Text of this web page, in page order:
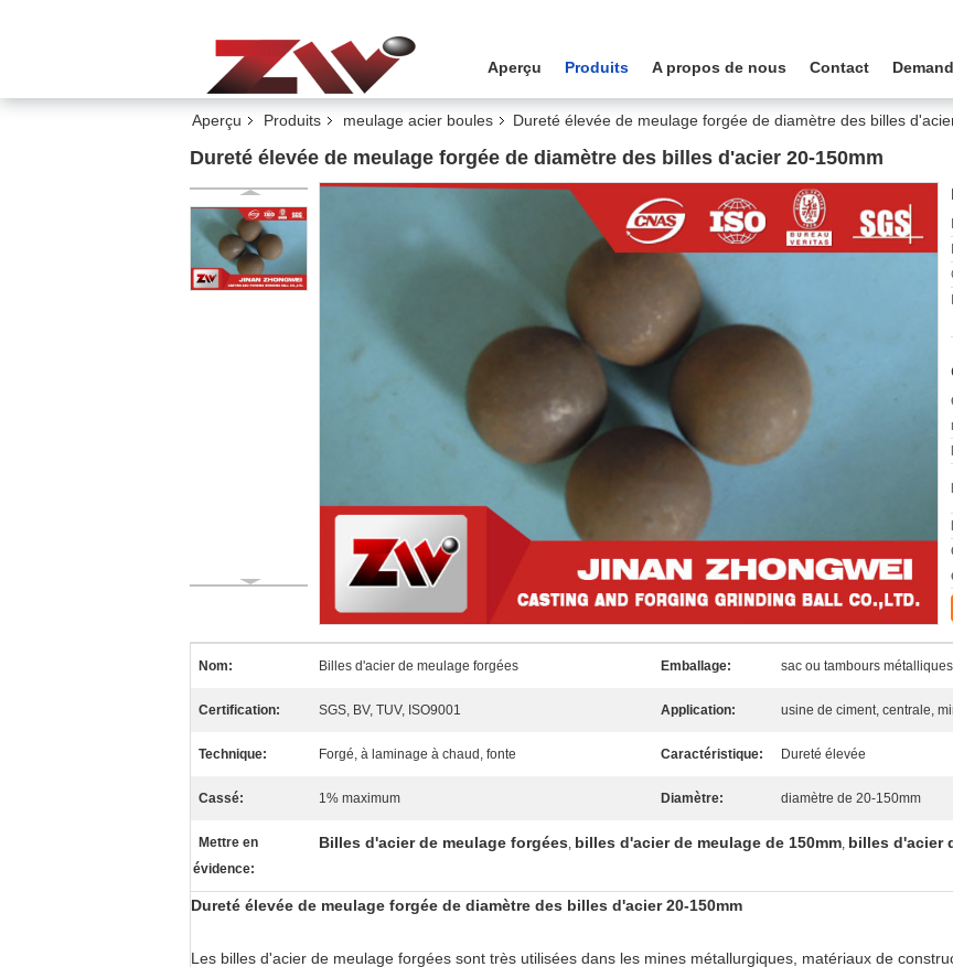
Aperçu Produits A propos de nous Contact
Aperçu Produits meulage acier boules Dureté élevée de meulage forgée de diamètre des billes
Dureté élevée de meulage forgée de diamètre des billes d'acier 20-150mm
Nom: Billes d'acier de meulage forgées Emballage: sac ou tambours métalliques
Certification: SGS, BV, TUV, ISO9001 Application: usine de ciment, centrale,
Technique: Forgé, à laminage à chaud, fonte Caractéristique: Dureté élevée
Cassé: 1% maximum Diamètre: diamètre de 20-150mm
Mettre en
évidence:
Billes d'acier de meulage forgées, billes d'acier de meulage de 150mm, billes d'acier
Dureté élevée de meulage forgée de diamètre des billes d'acier 20-150mm
Les billes d'acier de meulage forgées sont très utilisées dans les mines métallurgiques, matériaux de